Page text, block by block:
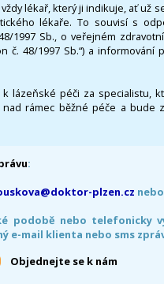
lékař, který ji indikuje, ať už
lékaře. To souvisí s
1997 Sb., o veřejném
č. 48/1997 Sb.“) a
lázeňské péči za specialistu,
rámec běžné péče a bude
:
plzen.cz
podobě nebo telefonicky
e-mail klienta nebo sms
Objednejte se k nám